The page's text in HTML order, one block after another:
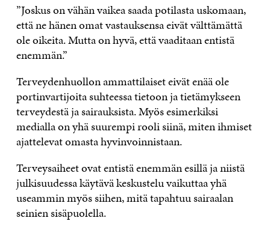
”Joskus on vähän vaikea saada potilasta uskomaan,
että ne hänen omat vastauksensa eivät välttämättä
ole oikeita. Mutta on hyvä, että vaaditaan entistä
enemmän.”
Terveydenhuollon ammattilaiset eivät enää ole
portinvartijoita suhteessa tietoon ja tietämykseen
terveydestä ja sairauksista. Myös esimerkiksi
medialla on yhä suurempi rooli siinä, miten ihmiset
ajattelevat omasta hyvinvoinnistaan.
Terveysaiheet ovat entistä enemmän esillä ja niistä
julkisuudessa käytävä keskustelu vaikuttaa yhä
useammin myös siihen, mitä tapahtuu sairaalan
seinien sisäpuolella.